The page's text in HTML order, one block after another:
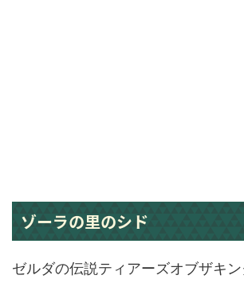
ゾーラの里のシド
ゼルダの伝説ティアーズオブザキ